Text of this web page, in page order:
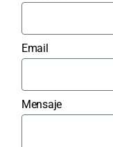
Email
Mensaje